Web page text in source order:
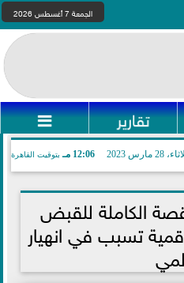
الجمعة 7 أغسطس 2026
تقارير 
28 مارس 2023 12:06 مـ بتوقيت القاهرة
الكاملة للقبض
تسبب في انهيار